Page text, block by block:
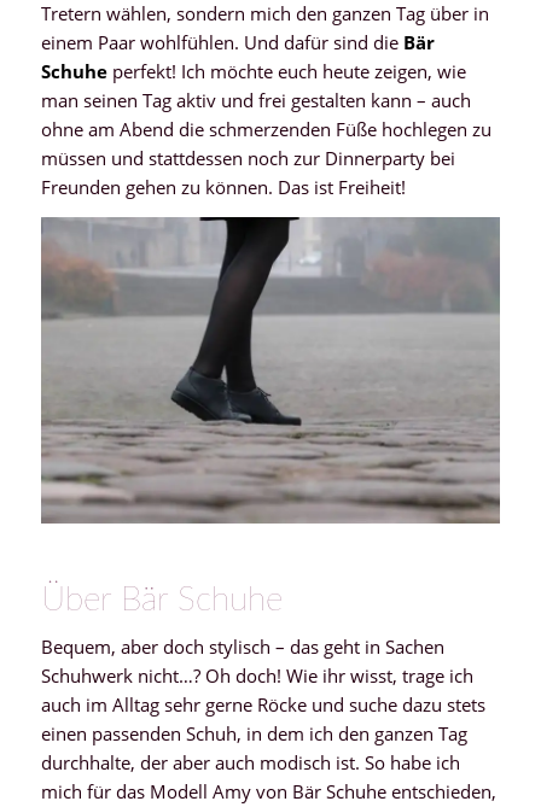
Tretern wählen, sondern mich den ganzen Tag über in
einem Paar wohlfühlen. Und dafür sind die Bär
Schuheperfekt! Ich möchte euch heute zeigen, wie
man seinen Tag aktiv und frei gestalten kann – auch
ohne am Abend die schmerzenden Füße hochlegen zu
müssen und stattdessen noch zur Dinnerparty bei
Freunden gehen zu können. Das ist Freiheit!
Über Bär Schuhe
Bequem, aber doch stylisch – das geht in Sachen
Schuhwerk nicht…? Oh doch! Wie ihr wisst, trage ich
auch im Alltag sehr gerne Röcke und suche dazu stets
einen passenden Schuh, in dem ich den ganzen Tag
durchhalte, der aber auch modisch ist. So habe ich
mich für das Modell Amy von Bär Schuhe entschieden,